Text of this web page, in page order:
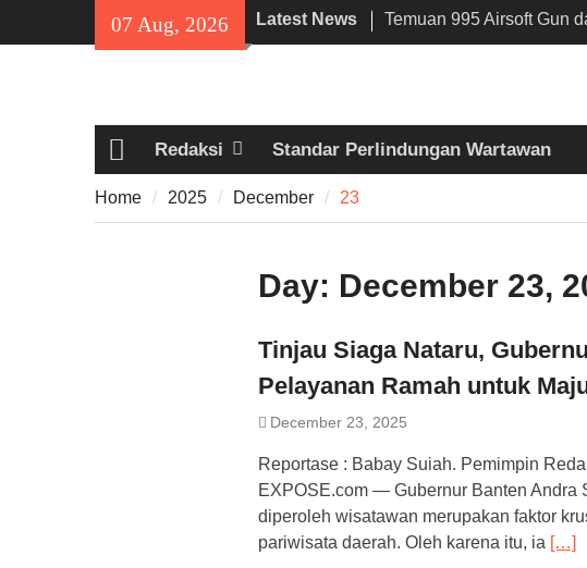
07 Aug, 2026 Latest News
Temuan 995 Airsoft Gun
Narkoba di Sekolah
Sholat Jum’at
141 Tahun Stasiun Slawi :
Angkut Hasil Bumi
HomeRedaksi Standar Perlindungan Wartawan
Home 2025 December 23
Day: December 23,
Tinjau Siaga Nataru,
Pelayanan Ramah untuk
December 23, 2025
Reportase : Babay Suiah. Pemimpin
EXPOSE.com — ​Gubernur Banten Andra
diperoleh wisatawan merupakan faktor
pariwisata daerah. Oleh karena itu, ia […]